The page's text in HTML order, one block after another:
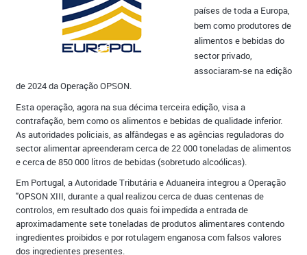
países de toda a Europa,
bem como produtores de
alimentos e bebidas do
sector privado,
associaram-se na edição
de 2024 da Operação OPSON.
Esta operação, agora na sua décima terceira edição, visa a
contrafação, bem como os alimentos e bebidas de qualidade inferior.
As autoridades policiais, as alfândegas e as agências reguladoras do
sector alimentar apreenderam cerca de 22 000 toneladas de alimentos
e cerca de 850 000 litros de bebidas (sobretudo alcoólicas).
Em Portugal, a Autoridade Tributária e Aduaneira integrou a Operação
"OPSON XIII, durante a qual realizou cerca de duas centenas de
controlos, em resultado dos quais foi impedida a entrada de
aproximadamente sete toneladas de produtos alimentares contendo
ingredientes proibidos e por rotulagem enganosa com falsos valores
dos ingredientes presentes.